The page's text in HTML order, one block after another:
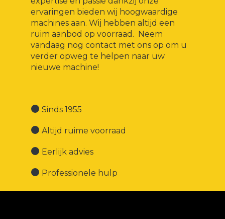
ervaringen bieden wij hoogwaardige
machines aan. Wij hebben altijd een
ruim aanbod op voorraad. Neem
vandaag nog contact met ons op om u
verder opweg te helpen naar uw
nieuwe machine!
Sinds 1955
Altijd ruime voorraad
Eerlijk advies
Professionele hulp